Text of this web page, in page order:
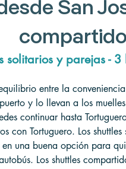
San
compartido
solitarios y parejas - 3
entre la
y lo llevan a los
continuar hasta
con Tortuguero. Los
una buena opción para
Los shuttles